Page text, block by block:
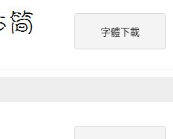
字體下載